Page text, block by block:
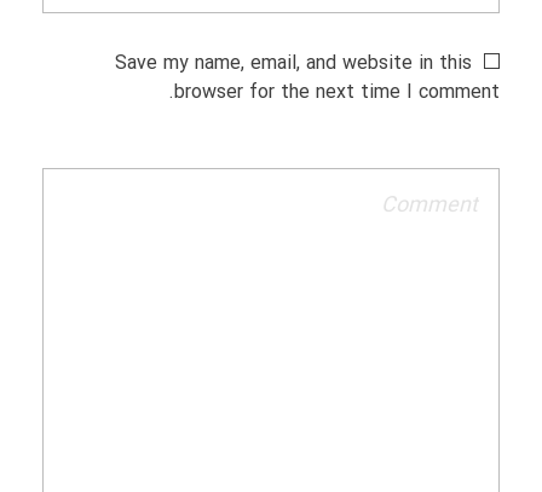
Save my name, email, and website in this
browser for the next time I comment.